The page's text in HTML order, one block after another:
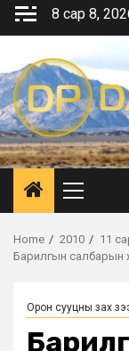
Skip
8 сар 8,
Primary
Menu
Home 2010 11
Барилгын салбарын
Орон сууцны зах